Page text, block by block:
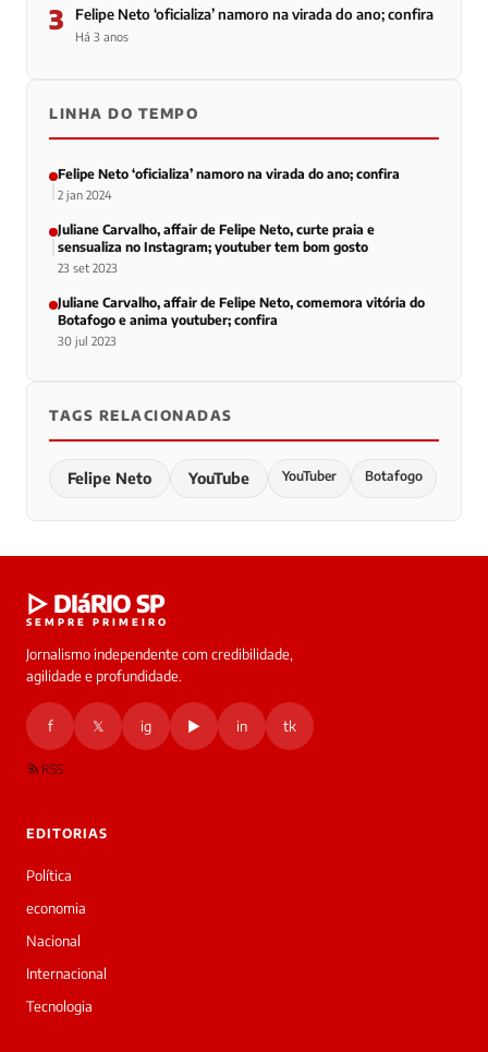
3 Felipe Neto ‘oficializa’ namoro na virada do ano; confira
Há 3 anos
LINHA DO TEMPO
Felipe Neto ‘oficializa’ namoro na virada do ano; confira
2 jan 2024
Juliane Carvalho, affair de Felipe Neto, curte praia e
sensualiza no Instagram; youtuber tem bom gosto
23 set 2023
Juliane Carvalho, affair de Felipe Neto, comemora vitória do
Botafogo e anima youtuber; confira
30 jul 2023
TAGS RELACIONADAS
Felipe Neto YouTube YouTuber Botafogo
▷ DIáRIO SP
SEMPRE PRIMEIRO
Jornalismo independente com credibilidade,
agilidade e profundidade.
f 𝕏 ig ▶ in tk
RSS
EDITORIAS
Política
economia
Nacional
Internacional
Tecnologia